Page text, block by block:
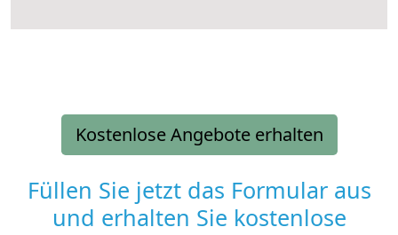
Kostenlose Angebote erhalten
Füllen Sie jetzt das Formular aus
und erhalten Sie kostenlose